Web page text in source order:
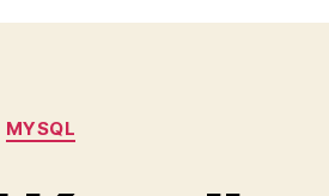
Kategoriler
MYSQL